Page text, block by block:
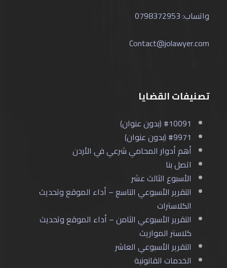
واتساب: 0798372953
Contact@jolawyer.com
تصنيفات القضايا
#10091 (بدون عنوان)
#9971 (بدون عنوان)
أهم أدوار المحامي شرعي في الأردن
اتصل بنا
الأسبوع الثالث عشر
التقرير الأسبوعي التاسع – أداء الموقع وتحديث
الكلاسترات
التقرير الأسبوعي الثامن – أداء الموقع وتحديث
كلاستر المواريث
التقرير الأسبوعي العاشر
الخدمات القانونية